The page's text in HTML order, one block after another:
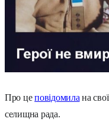
Про цеповідомила на
селищна рада.